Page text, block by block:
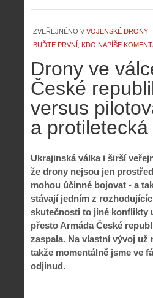
ZVEŘEJNĚNO V VOJENSKÉ DRONY
BUĎTE PRVNÍ, KDO NAPÍŠE
Drony ve
České
versus
a
Ukrajinská válka i širší
že drony nejsou jen
mohou účinné bojovat - a
stávají jedním z
skutečnosti to jiné konflikty
přesto Armáda České
zaspala. Na vlastní vývoj už
takže momentálně jsme ve
odjinud.